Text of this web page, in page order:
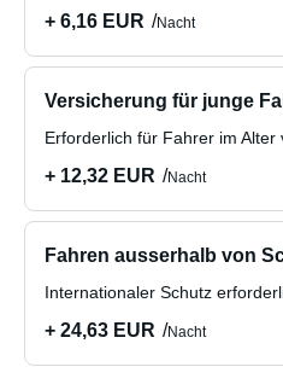
+ 6,16 EUR Nacht
Versicherung für junge
Erforderlich für Fahrer im Alter
+ 12,32 EUR Nacht
Fahren ausserhalb von
Internationaler Schutz
+ 24,63 EUR Nacht